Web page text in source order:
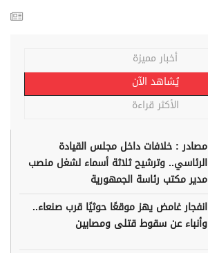
أخبار مميزة
يُشاهد الآن
الأكثر قراءة
مصادر : خلافات داخل مجلس القيادة
الرئاسي.. وترشيح ثلاثة أسماء لشغل منصب
مدير مكتب رئاسة الجمهورية
انفجار غامض يهز موقعًا حوثيًا قرب صنعاء..
وأنباء عن سقوط قتلى ومصابين